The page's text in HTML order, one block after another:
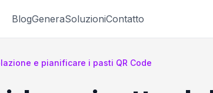
BlogGeneraSoluzioniContatto
e pianificare i pasti QR Code